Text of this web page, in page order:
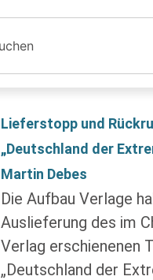
Lieferstopp und
„Deutschland der
Martin Debes
Die Aufbau Verlage
Auslieferung des im
Verlag erschienenen
„Deutschland der